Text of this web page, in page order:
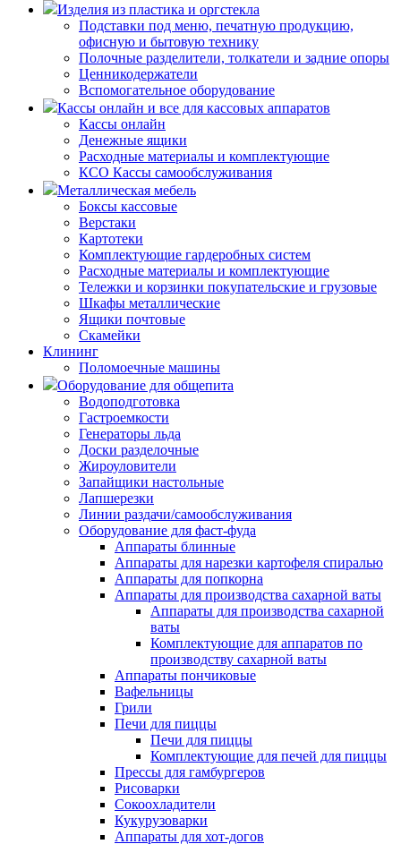
Изделия из пластика и оргстекла
Подставки под меню, печатную продукцию,
офисную и бытовую технику
Полочные разделители, толкатели и задние опоры
Ценникодержатели
Вспомогательное оборудование
Кассы онлайн и все для кассовых аппаратов
Кассы онлайн
Денежные ящики
Расходные материалы и комплектующие
КСО Кассы самообслуживания
Металлическая мебель
Боксы кассовые
Верстаки
Картотеки
Комплектующие гардеробных систем
Расходные материалы и комплектующие
Тележки и корзинки покупательские и грузовые
Шкафы металлические
Ящики почтовые
Скамейки
Клининг
Поломоечные машины
Оборудование для общепита
Водоподготовка
Гастроемкости
Генераторы льда
Доски разделочные
Жироуловители
Запайщики настольные
Лапшерезки
Линии раздачи/самообслуживания
Оборудование для фаст-фуда
Аппараты блинные
Аппараты для нарезки картофеля спиралью
Аппараты для попкорна
Аппараты для производства сахарной ваты
Аппараты для производства сахарной
ваты
Комплектующие для аппаратов по
производству сахарной ваты
Аппараты пончиковые
Вафельницы
Грили
Печи для пиццы
Печи для пиццы
Комплектующие для печей для пиццы
Прессы для гамбургеров
Рисоварки
Сокоохладители
Кукурузоварки
Аппараты для хот-догов